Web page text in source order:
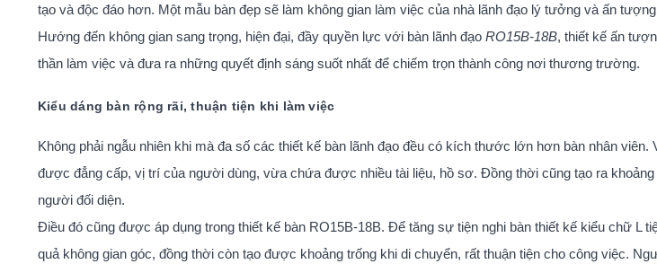
tạo và độc đáo hơn. Một mẫu bàn đẹp sẽ làm không gian làm việc của nhà lãnh đạo lý tưởng và ấn
Hướng đến không gian sang trọng, hiện đại, đầy quyền lực với bàn lãnh đạo RO15B-18B, thiết kế ấn
thần làm việc và đưa ra những quyết định sáng suốt nhất để chiếm trọn thành công nơi thương trường.
Kiểu dáng bàn rộng rãi, thuận tiện khi làm việc
Không phải ngẫu nhiên khi mà đa số các thiết kế bàn lãnh đạo đều có kích thước lớn hơn bàn nhân
được đẳng cấp, vị trí của người dùng, vừa chứa được nhiều tài liệu, hồ sơ. Đồng thời cũng tạo ra
người đối diện.
Điều đó cũng được áp dụng trong thiết kế bàn RO15B-18B. Để tăng sự tiện nghi bàn thiết kế kiểu chữ L
quả không gian góc, đồng thời còn tạo được khoảng trống khi di chuyển, rất thuận tiện cho công việc.